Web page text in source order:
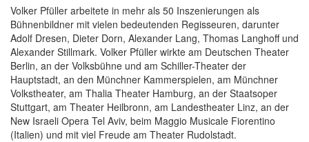
Volker Pfüller arbeitete in mehr als 50 Inszenierungen als
Bühnenbildner mit vielen bedeutenden Regisseuren, darunter
Adolf Dresen, Dieter Dorn, Alexander Lang, Thomas Langhoff und
Alexander Stillmark. Volker Pfüller wirkte am Deutschen Theater
Berlin, an der Volksbühne und am Schiller-Theater der
Hauptstadt, an den Münchner Kammerspielen, am Münchner
Volkstheater, am Thalia Theater Hamburg, an der Staatsoper
Stuttgart, am Theater Heilbronn, am Landestheater Linz, an der
New Israeli Opera Tel Aviv, beim Maggio Musicale Fiorentino
(Italien) und mit viel Freude am Theater Rudolstadt.